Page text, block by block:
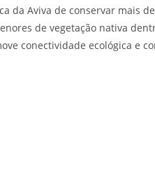
da Aviva de conservar mais
de vegetação nativa
conectividade ecológica e